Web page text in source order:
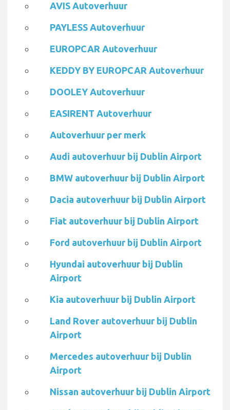
AVIS Autoverhuur
PAYLESS Autoverhuur
EUROPCAR Autoverhuur
KEDDY BY EUROPCAR Autoverhuur
DOOLEY Autoverhuur
EASIRENT Autoverhuur
Autoverhuur per merk
Audi autoverhuur bij Dublin Airport
BMW autoverhuur bij Dublin Airport
Dacia autoverhuur bij Dublin Airport
Fiat autoverhuur bij Dublin Airport
Ford autoverhuur bij Dublin Airport
Hyundai autoverhuur bij Dublin
Airport
Kia autoverhuur bij Dublin Airport
Land Rover autoverhuur bij Dublin
Airport
Mercedes autoverhuur bij Dublin
Airport
Nissan autoverhuur bij Dublin Airport